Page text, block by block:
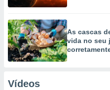
As cascas
vida no seu
Vídeos